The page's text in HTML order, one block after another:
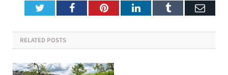
TwitterFacebookPinterestLinkedInTumblr
RELATED POSTS